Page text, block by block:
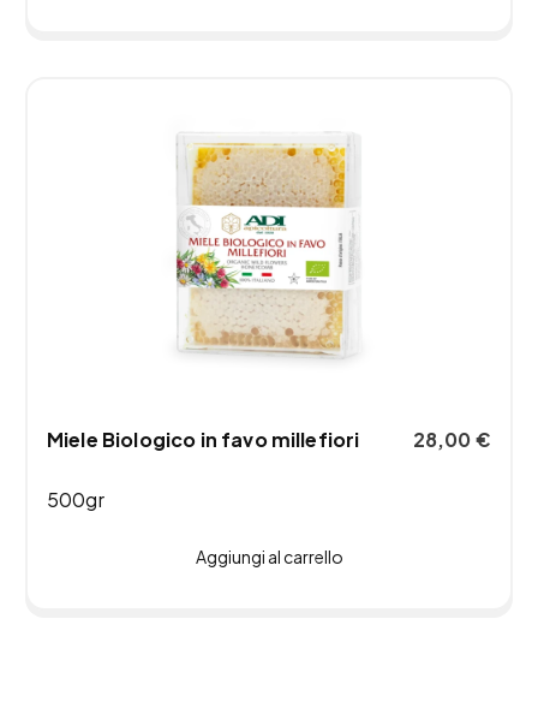
Miele Biologico in favo millefiori
500gr
28,00€
Aggiungi al carrello